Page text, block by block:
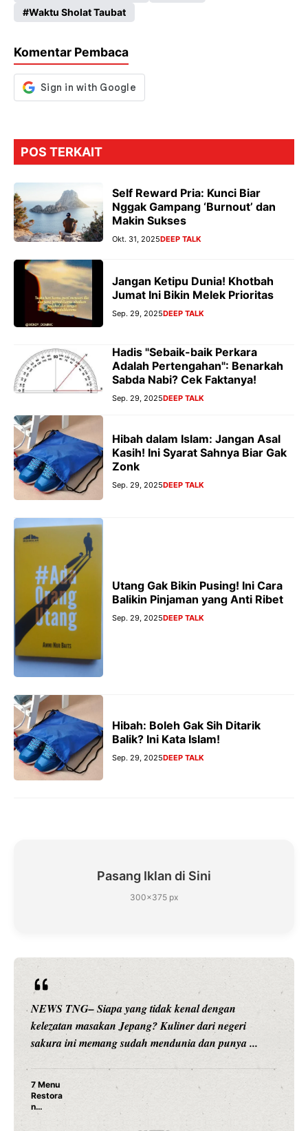
o
k
p
m
g
er
Waktu Sholat Taubat
Komentar Pembaca
POS TERKAIT
Self Reward Pria: Kunci Biar
Nggak Gampang ‘Burnout’ dan
Makin Sukses
Okt. 31, 2025DEEP TALK
Jangan Ketipu Dunia! Khotbah
Jumat Ini Bikin Melek Prioritas
Sep. 29, 2025DEEP TALK
Hadis "Sebaik-baik Perkara
Adalah Pertengahan": Benarkah
Sabda Nabi? Cek Faktanya!
Sep. 29, 2025DEEP TALK
Hibah dalam Islam: Jangan Asal
Kasih! Ini Syarat Sahnya Biar Gak
Zonk
Sep. 29, 2025DEEP TALK
Utang Gak Bikin Pusing! Ini Cara
Balikin Pinjaman yang Anti Ribet
Sep. 29, 2025DEEP TALK
Hibah: Boleh Gak Sih Ditarik
Balik? Ini Kata Islam!
Sep. 29, 2025DEEP TALK
Pasang Iklan di Sini
300×375 px
NEWS TNG– Siapa sangka, dua nama besar di dunia
hiburan, Nunung Srimulat dan Vicky Prasetyo, kini
merambah dunia kuliner dengan ...
Nunung Srimulat & Vicky Prasetyo Buka Restoran
Rahasia Mami Bikin Nagih!